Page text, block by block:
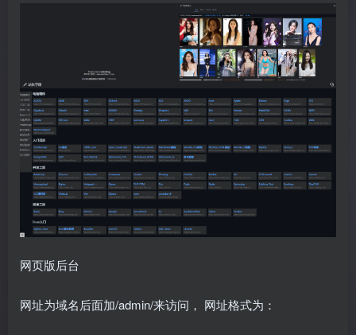
网页版后台
网址为域名后面加/admin/来访问， 网址格式为：